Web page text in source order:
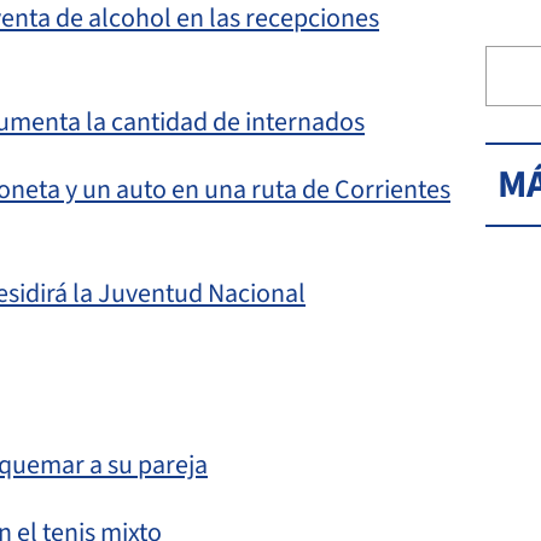
de alcohol en las recepciones
la cantidad de internados
y un auto en una ruta de Corrientes
la Juventud Nacional
a su pareja
el tenis mixto